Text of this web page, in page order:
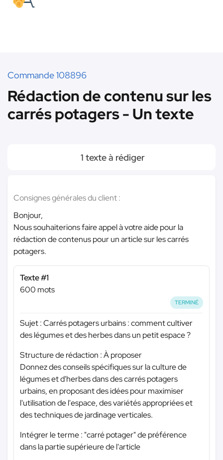
Commande 108896
Rédaction de contenu sur les
carrés potagers - Un texte
1 texte à rédiger
Consignes générales du client :
Bonjour,
Nous souhaiterions faire appel à votre aide pour la
rédaction de contenus pour un article sur les carrés
potagers.
Texte #1
600 mots
TERMINÉ
Sujet : Carrés potagers urbains : comment cultiver
des légumes et des herbes dans un petit espace ?
Structure de rédaction : À proposer
Donnez des conseils spécifiques sur la culture de
légumes et d'herbes dans des carrés potagers
urbains, en proposant des idées pour maximiser
l'utilisation de l'espace, des variétés appropriées et
des techniques de jardinage verticales.
Intégrer le terme : "carré potager" de préférence
dans la partie supérieure de l'article